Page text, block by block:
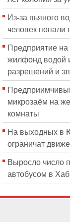
Из-за пьяного
человек попали
Предприятие
жилфонд водой
разрешений и
микрозаём на
комнаты
На выходных в
ограничат
Выросло число
автобусом в